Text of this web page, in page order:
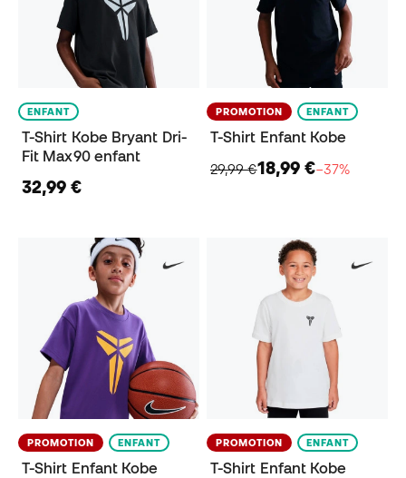
ENFANT
T-Shirt Kobe Bryant Dri-
Fit Max90 enfant
32,99 €
PROMOTION ENFANT
T-Shirt Enfant Kobe
29,99 €18,99 €−37%
PROMOTION ENFANT
T-Shirt Enfant Kobe
PROMOTION ENFANT
T-Shirt Enfant Kobe